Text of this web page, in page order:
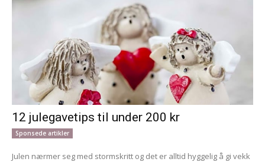
12 julegavetips til under 200 kr
Sponsede artikler
Julen nærmer seg med stormskritt og det er alltid hyggelig å gi vekk